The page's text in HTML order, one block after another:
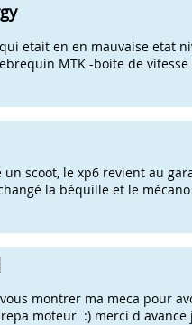
etait en en mauvaise etat
MTK -boite de
un scoot, le xp6 revient au
la béquille et le mécano
montrer ma meca pour
moteur :) merci d avance